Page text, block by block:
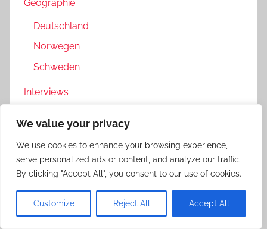
We value your privacy
We use cookies to enhance your browsing experience,
serve personalized ads or content, and analyze our traffic.
By clicking "Accept All", you consent to our use of cookies.
Customize Reject All Accept All
Geographie
Deutschland
Norwegen
Schweden
Interviews
Verfilmung
Kategorien
Allgemein(19)